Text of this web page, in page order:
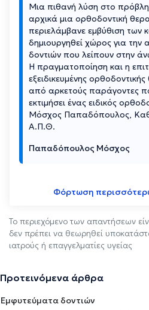
Μια πιθανή λύση στο
αρχικά μια ορθοδοντική
περιελάμβανε εμβύθιση των
δημιουργηθεί χώρος για
δοντιών που λείπουν στην
Η πραγματοποίηση και η
εξειδικευμένης
από αρκετούς παράγοντες
εκτιμήσει ένας ειδικός
Μόσχος Παπαδόπουλος,
Α.Π.Θ.
Παπαδόπουλος Μόσχος
Φόρτωση
Το περιεχόμενο των απαντήσεων
δεν πρέπει να θεωρηθεί
ιατρούς ή επαγγελματίες υγείας
Προτεινόμενα άρθρα
Εμφυτεύματα δοντιών